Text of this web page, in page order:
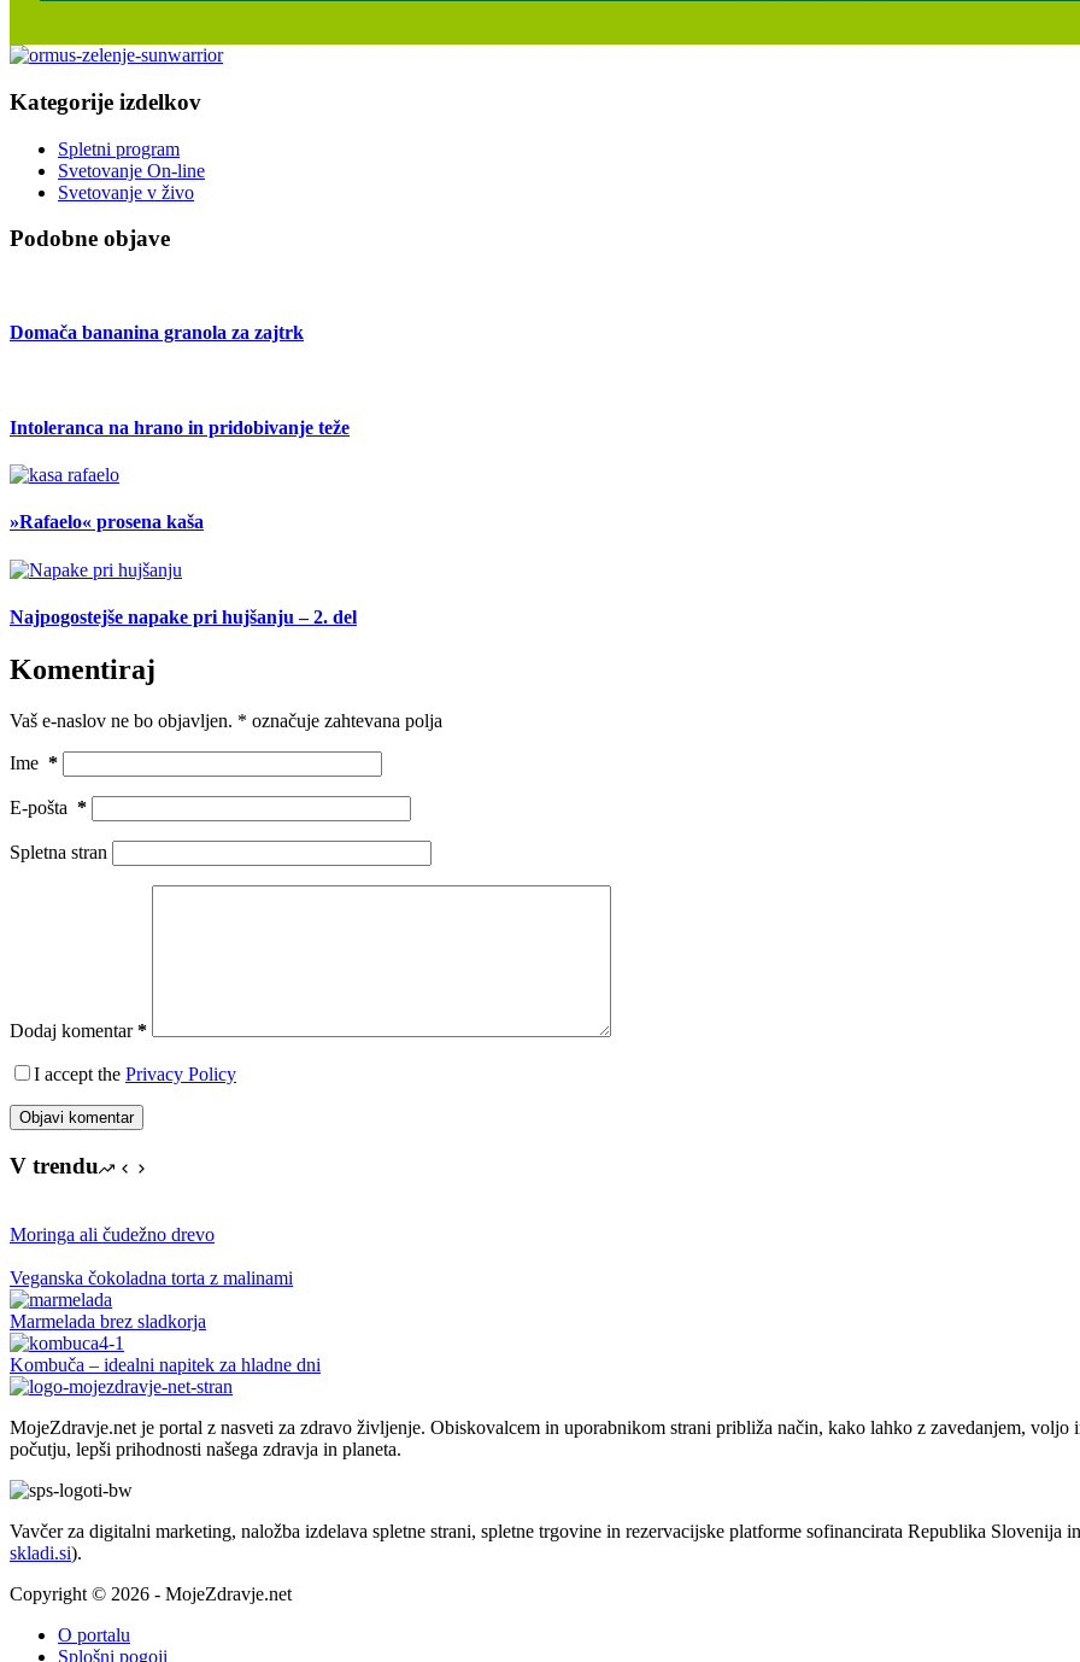
Kategorije izdelkov
Spletni program
Svetovanje On-line
Svetovanje v živo
Podobne objave
Domača bananina granola za zajtrk
Intoleranca na hrano in pridobivanje teže
»Rafaelo« prosena kaša
Najpogostejše napake pri hujšanju – 2. del
Komentiraj
Vaš e-naslov ne bo objavljen. * označuje zahtevana polja
Ime *
E-pošta *
Spletna stran
Dodaj komentar*
I accept the Privacy Policy
Objavi komentar
V trendu
Moringa ali čudežno drevo
Veganska čokoladna torta z malinami
Marmelada brez sladkorja
Kombuča – idealni napitek za hladne dni
MojeZdravje.net je portal z nasveti za zdravo življenje. Obiskovalcem in uporabnikom strani približa način, kako lahko z zavedanjem,
počutju, lepši prihodnosti našega zdravja in planeta.
Vavčer za digitalni marketing, naložba izdelava spletne strani, spletne trgovine in rezervacijske platforme sofinancirata Republika Slovenija
skladi.si).
Copyright © 2026 - MojeZdravje.net
O portalu
Splošni pogoji